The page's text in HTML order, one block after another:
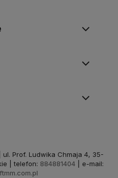
ul. Prof. Ludwika Chmaja 4, 35-
| telefon: 884881404 | e-mail: